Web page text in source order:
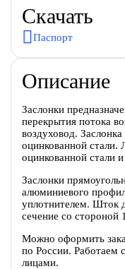
Скачать
Паспорт
Описание
Заслонки
перекрытия потока
воздуховод. Заслонка
оцинкованной стали.
оцинкованной стали
Заслонки
алюминиевого
уплотнителем. Шток
сечение со стороной
Можно оформить
по России. Работаем
лицами.